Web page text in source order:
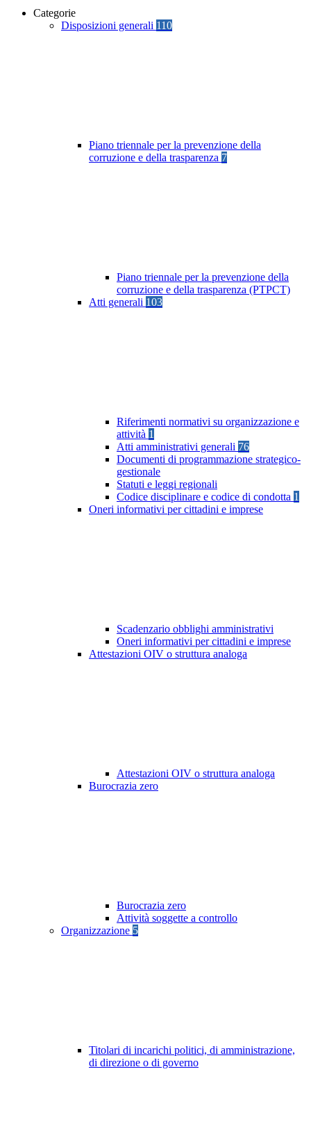
Categorie
Disposizioni generali 110
Piano triennale per la prevenzione della
corruzione e della trasparenza 7
Piano triennale per la prevenzione della
corruzione e della trasparenza (PTPCT)
Atti generali 103
Riferimenti normativi su organizzazione e
attività 1
Atti amministrativi generali 76
Documenti di programmazione strategico-
gestionale
Statuti e leggi regionali
Codice disciplinare e codice di condotta 1
Oneri informativi per cittadini e imprese
Scadenzario obblighi amministrativi
Oneri informativi per cittadini e imprese
Attestazioni OIV o struttura analoga
Attestazioni OIV o struttura analoga
Burocrazia zero
Burocrazia zero
Attività soggette a controllo
Organizzazione 5
Titolari di incarichi politici, di amministrazione,
di direzione o di governo